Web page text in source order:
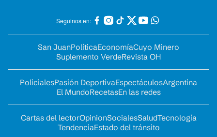
Seguinos en:
San JuanPolíticaEconomíaCuyo Minero
Suplemento VerdeRevista OH
PolicialesPasión DeportivaEspectáculosArgentina
El MundoRecetasEn las redes
Cartas del lectorOpinionSocialesSaludTecnología
TendenciaEstado del tránsito